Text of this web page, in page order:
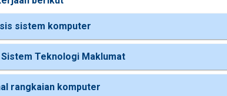
sistem komputer
Teknologi Maklumat
rangkaian komputer